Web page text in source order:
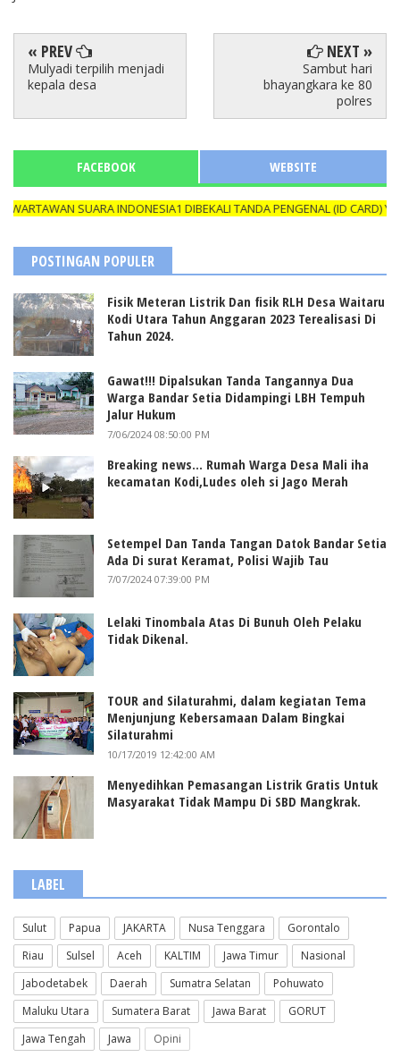
« PREV
Mulyadi terpilih menjadi
kepala desa
NEXT »
Sambut hari
bhayangkara ke 80
polres
FACEBOOK WEBSITE
SUARA INDONESIA1 DIBEKALI TANDA PENGENAL (ID CARD) YANG
POSTINGAN POPULER
Fisik Meteran Listrik Dan fisik RLH Desa Waitaru
Kodi Utara Tahun Anggaran 2023 Terealisasi Di
Tahun 2024.
Gawat!!! Dipalsukan Tanda Tangannya Dua
Warga Bandar Setia Didampingi LBH Tempuh
Jalur Hukum
7/06/2024 08:50:00 PM
Breaking news... Rumah Warga Desa Mali iha
kecamatan Kodi,Ludes oleh si Jago Merah
Setempel Dan Tanda Tangan Datok Bandar Setia
Ada Di surat Keramat, Polisi Wajib Tau
7/07/2024 07:39:00 PM
Lelaki Tinombala Atas Di Bunuh Oleh Pelaku
Tidak Dikenal.
TOUR and Silaturahmi, dalam kegiatan Tema
Menjunjung Kebersamaan Dalam Bingkai
Silaturahmi
10/17/2019 12:42:00 AM
Menyedihkan Pemasangan Listrik Gratis Untuk
Masyarakat Tidak Mampu Di SBD Mangkrak.
LABEL
Sulut Papua JAKARTA Nusa Tenggara
Gorontalo
Riau
Sulsel Aceh KALTIM Jawa Timur
Nasional
Jabodetabek
Daerah Sumatra Selatan
Pohuwato
Maluku Utara
Sumatera Barat Jawa Barat
GORUT
Jawa Tengah
Jawa Opini